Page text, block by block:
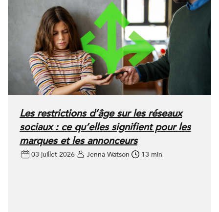
Les restrictions d’âge sur les réseaux
sociaux : ce qu’elles signifient pour les
marques et les annonceurs
03 juillet 2026 Jenna Watson 13 min